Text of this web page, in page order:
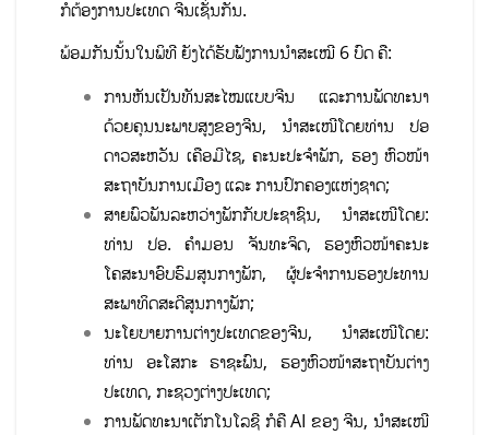
ກໍຕ້ອງການປະເທດ ຈີນເຊັ່ນກັນ.
ພ້ອມກັນນັ້ນໃນພິທີ ຍັງໄດ້ຮັບຟັງການນໍາສະເໝີ 6 ບົດ ຄື:
ການຫັນເປັນທັນສະໄໝແບບຈີນ ແລະການພັດທະນາ
ດ້ວຍຄຸນນະພາບສູງຂອງຈີນ, ນໍາສະເໜີໂດຍທ່ານ ປອ
ດາວສະຫວັນ ເຄືອມີໄຊ, ຄະນະປະຈຳພັກ, ຮອງ ຫົວໜ້າ
ສະຖາບັນການເມືອງ ແລະ ການປົກຄອງແຫ່ງຊາດ;
ສາຍພົວພັນລະຫວ່າງພັກກັບປະຊາຊົນ, ນໍາສະເໜີໂດຍ:
ທ່ານ ປອ. ຄໍາມອນ ຈັນທະຈິດ, ຮອງຫົວໜ້າຄະນະ
ໂຄສະນາອົບຮົມສູນກາງພັກ, ຜູ້ປະຈຳການຮອງປະທານ
ສະພາທິດສະດີສູນກາງພັກ;
ນະໂຍບາຍການຕ່າງປະເທດຂອງຈີນ, ນໍາສະເໜີໂດຍ:
ທ່ານ ອະໂສກະ ຣາຊະພົນ, ຮອງຫົວໜ້າສະຖາບັນຕ່າງ
ປະເທດ, ກະຊວງຕ່າງປະເທດ;
ການພັດທະນາເຕັກໂນໂລຊີ ກໍຄື AI ຂອງ ຈີນ, ນໍາສະເໜີ